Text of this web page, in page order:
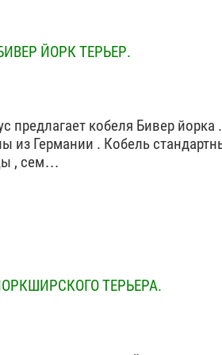
ЙОРК ТЕРЬЕР.
предлагает кобеля Бивер йорка .
из Германии . Кобель
, сем…
ТЕРЬЕРА.